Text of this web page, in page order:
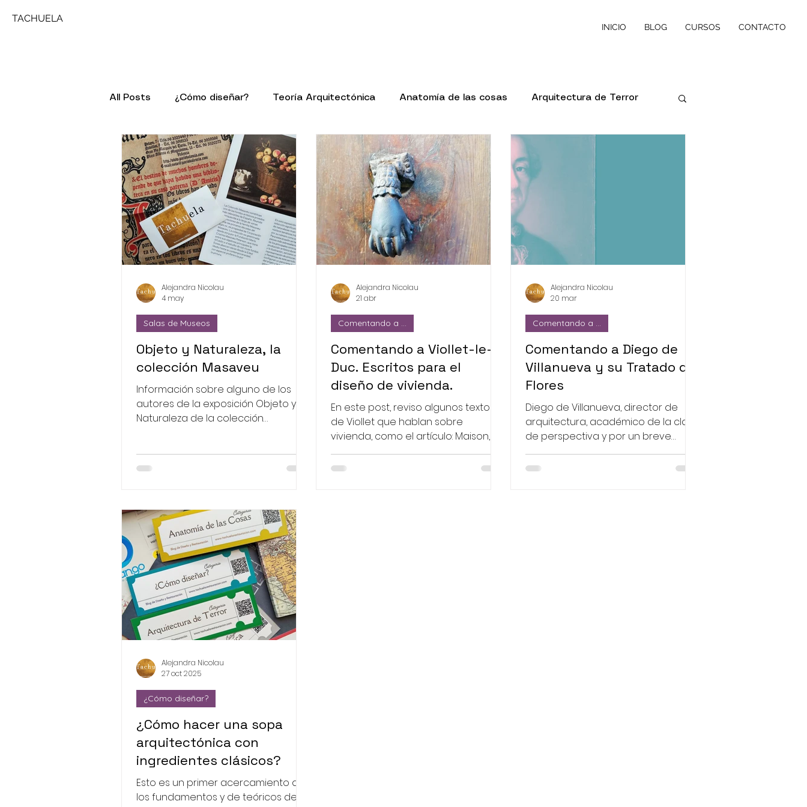
TACHUELA
INICIO BLOG CURSOS CONTACTO
All Posts ¿Cómo diseñar? Teoría Arquitectónica Anatomía de las cosas Arquitectura de Terror
Comentando a ... Patologías de las cosas Salas de Museos Biblio-diseño
Objeto y Naturaleza, la
colección Masaveu
Información sobre alguno de los
autores de la exposición Objeto y
Naturaleza de la colección
Salas de Museos
Alejandra Nicolau
4 may
Comentando a Viollet-le-
Duc. Escritos para el
diseño de vivienda.
En este post, reviso algunos textos
de Viollet que hablan sobre
vivienda, como el artículo: Maison, el
libro de Historia de la Habitación
Humana y el libro de Historia de una
Comentando a ...
Alejandra Nicolau
21 abr
Comentando a Diego de
Villanueva y su Tratado de
Flores
Diego de Villanueva, director de
arquitectura, académico de la clase
de perspectiva y por un breve
periodo, antes de Colomer,
bibliotecario de la Academia de San
Comentando a ...
Alejandra Nicolau
20 mar
¿Cómo hacer una sopa
arquitectónica con
ingredientes clásicos?
Esto es un primer acercamiento de
los fundamentos y de teóricos de la
¿Cómo diseñar?
Alejandra Nicolau
27 oct 2025